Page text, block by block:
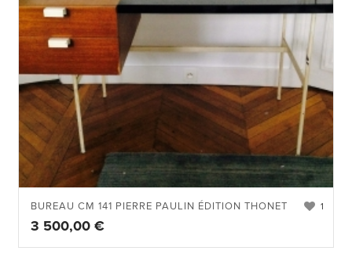
1
BUREAU CM 141 PIERRE PAULIN ÉDITION THONET
3 500,00 €